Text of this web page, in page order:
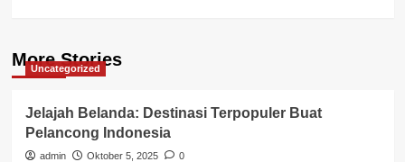
More Stories
Uncategorized
Jelajah Belanda: Destinasi Terpopuler Buat
Pelancong Indonesia
admin Oktober 5, 2025
0